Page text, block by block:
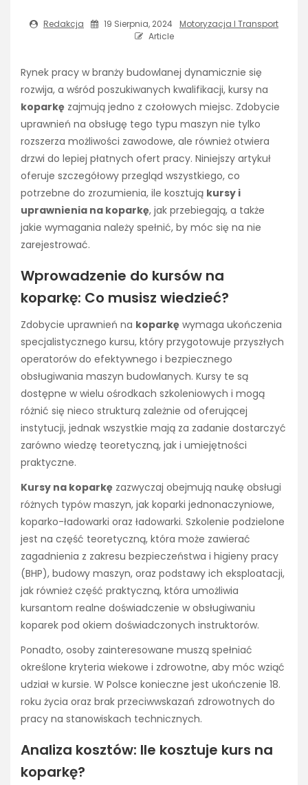
Redakcja 19 Sierpnia, 2024
Motoryzacja I Transport
Article
Rynek pracy w branży budowlanej dynamicznie się
rozwija, a wśród poszukiwanych kwalifikacji, kursy na
koparkę zajmują jedno z czołowych miejsc. Zdobycie
uprawnień na obsługę tego typu maszyn nie tylko
rozszerza możliwości zawodowe, ale również otwiera
drzwi do lepiej płatnych ofert pracy. Niniejszy artykuł
oferuje szczegółowy przegląd wszystkiego, co
potrzebne do zrozumienia, ile kosztują kursy i
uprawnienia na koparkę, jak przebiegają, a także
jakie wymagania należy spełnić, by móc się na nie
zarejestrować.
Wprowadzenie do kursów na
koparkę: Co musisz wiedzieć?
Zdobycie uprawnień na koparkę wymaga ukończenia
specjalistycznego kursu, który przygotowuje przyszłych
operatorów do efektywnego i bezpiecznego
obsługiwania maszyn budowlanych. Kursy te są
dostępne w wielu ośrodkach szkoleniowych i mogą
różnić się nieco strukturą zależnie od oferującej
instytucji, jednak wszystkie mają za zadanie dostarczyć
zarówno wiedzę teoretyczną, jak i umiejętności
praktyczne.
Kursy na koparkę zazwyczaj obejmują naukę obsługi
różnych typów maszyn, jak koparki jednonaczyniowe,
koparko-ładowarki oraz ładowarki. Szkolenie podzielone
jest na część teoretyczną, która może zawierać
zagadnienia z zakresu bezpieczeństwa i higieny pracy
(BHP), budowy maszyn, oraz podstawy ich eksploatacji,
jak również część praktyczną, która umożliwia
kursantom realne doświadczenie w obsługiwaniu
koparek pod okiem doświadczonych instruktorów.
Ponadto, osoby zainteresowane muszą spełniać
określone kryteria wiekowe i zdrowotne, aby móc wziąć
udział w kursie. W Polsce konieczne jest ukończenie 18.
roku życia oraz brak przeciwwskazań zdrowotnych do
pracy na stanowiskach technicznych.
Analiza kosztów: Ile kosztuje kurs na
koparkę?